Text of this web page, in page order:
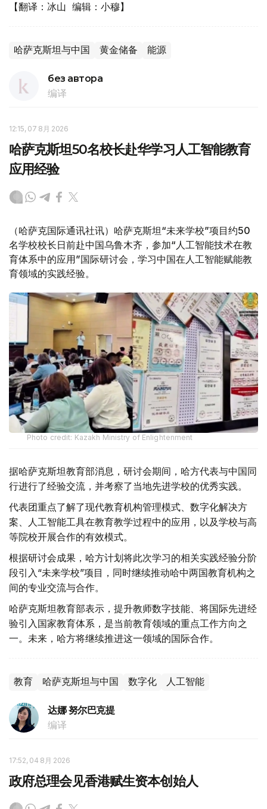
【翻译：冰山 编辑：小穆】
哈萨克斯坦与中国 黄金储备 能源
без автора
编译
12:15, 07 8月 2026
哈萨克斯坦50名校长赴华学习人工智能教育
应用经验
（哈萨克国际通讯社讯）哈萨克斯坦“未来学校”项目约50
名学校校长日前赴中国乌鲁木齐，参加“人工智能技术在教
育体系中的应用”国际研讨会，学习中国在人工智能赋能教
育领域的实践经验。
Photo credit: Kazakh Ministry of Enlightenment
据哈萨克斯坦教育部消息，研讨会期间，哈方代表与中国同
行进行了经验交流，并考察了当地先进学校的优秀实践。
代表团重点了解了现代教育机构管理模式、数字化解决方
案、人工智能工具在教育教学过程中的应用，以及学校与高
等院校开展合作的有效模式。
根据研讨会成果，哈方计划将此次学习的相关实践经验分阶
段引入“未来学校”项目，同时继续推动哈中两国教育机构之
间的专业交流与合作。
哈萨克斯坦教育部表示，提升教师数字技能、将国际先进经
验引入国家教育体系，是当前教育领域的重点工作方向之
一。未来，哈方将继续推进这一领域的国际合作。
教育 哈萨克斯坦与中国 数字化 人工智能
达娜 努尔巴克提
编译
17:52, 04 8月 2026
政府总理会见香港赋生资本创始人